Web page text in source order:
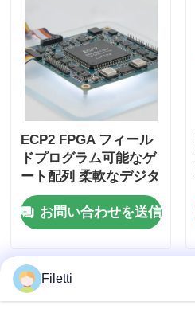
ECP2 FPGA フィール
ドプログラム可能なゲ
ート配列 柔軟なデジタ
ルシステムのための最
大 68 Mb のブロック
RAM と 6 Us の設定時
お問い合わせを送信
Filetti